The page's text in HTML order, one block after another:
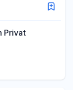
Privat